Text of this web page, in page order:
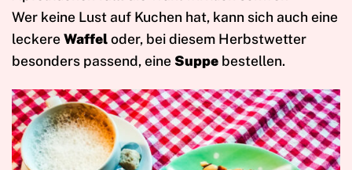
Wer keine Lust auf Kuchen hat, kann sich auch eine
leckereWaffeloder, bei diesem Herbstwetter
besonders passend, eineSuppe bestellen.